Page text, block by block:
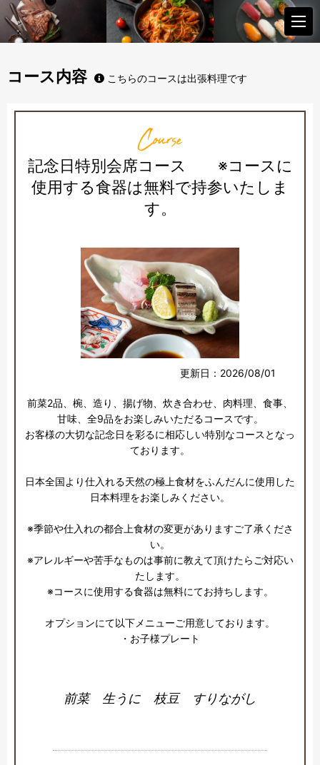
コース内容 こちらのコースは出張料理です
Course
記念日特別会席コース ※コースに
使用する食器は無料で持参いたしま
す。
更新日：2026/08/01
前菜2品、椀、造り、揚げ物、炊き合わせ、肉料理、食事、
甘味、全9品をお楽しみいただるコースです。
お客様の大切な記念日を彩るに相応しい特別なコースとなっ
ております。
日本全国より仕入れる天然の極上食材をふんだんに使用した
日本料理をお楽しみください。
※季節や仕入れの都合上食材の変更がありますご了承くださ
い。
※アレルギーや苦手なものは事前に教えて頂けたらご対応い
たします。
※コースに使用する食器は無料にてお持ちします。
オプションにて以下メニューご用意しております。
・お子様プレート
前菜 生うに 枝豆 すりながし